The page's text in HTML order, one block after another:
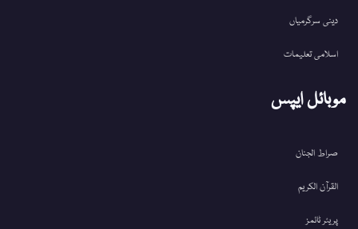
دینی سرگرمیاں
اسلامی تعلیمات
موبائل ایپس
صراط الجنان
القرآن الکریم
پریئر ٹائمز